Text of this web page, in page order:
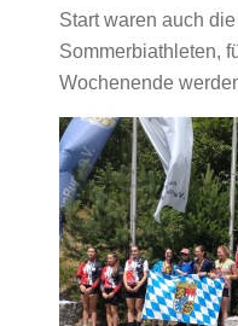
Start waren auch
Sommerbiathleten,
Wochenende